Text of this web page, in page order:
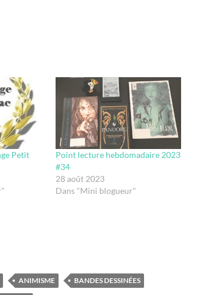
Petit
Point lecture hebdomadaire 2023
#34
28 août 2023
Dans "Mini blogueur"
ANIMISME BANDES DESSINÉES